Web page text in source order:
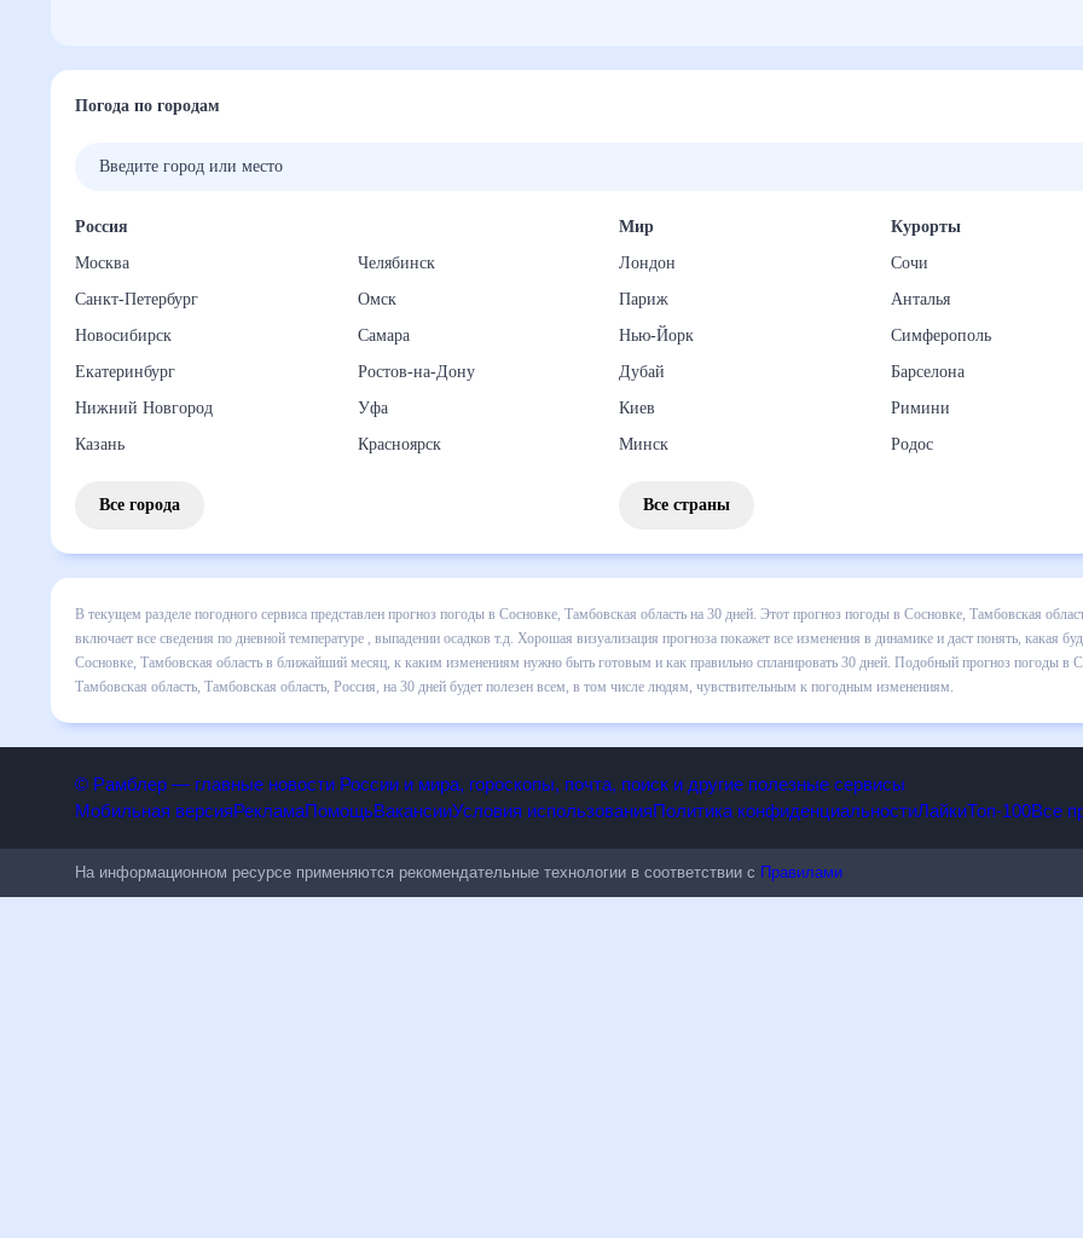
Погода по городам
Россия
Москва
Санкт-Петербург
Новосибирск
Екатеринбург
Нижний Новгород
Казань
Челябинск
Омск
Самара
Ростов-на-Дону
Уфа
Красноярск
Все города
Мир
Лондон
Париж
Нью-Йорк
Дубай
Киев
Минск
Курорты
Сочи
Анталья
Симферополь
Барселона
Римини
Родос
Все страны
В текущем разделе погодного сервиса представлен прогноз погоды в Сосновке, Тамбовская область на 30 дней. Этот прогноз
Сосновке, Тамбовская область на месяц включает все сведения по дневной температуре , выпадении осадков т.д. Хорошая
прогноза покажет все изменения в динамике и даст понять, какая будет погода в Сосновке, Тамбовская область в ближайший
каким изменениям нужно быть готовым и как правильно спланировать 30 дней. Подобный прогноз погоды в Сосновке,
© Рамблер — главные новости России и мира, гороскопы, почта, поиск и другие полезные сервисы
На информационном ресурсе применяются рекомендательные технологии в соответствии сПравилами